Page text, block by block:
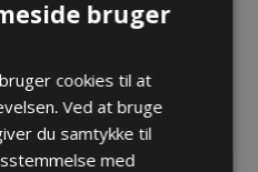
51,47 kr.
KØB
bruger
cookies til at
Ved at bruge
du samtykke til
med